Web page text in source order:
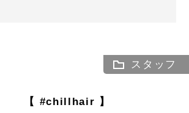
スタッフ
【 #chillhair 】